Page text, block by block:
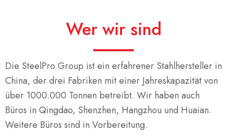
Wer wir sind
Die SteelPro Group ist ein erfahrener Stahlhersteller in
China, der drei Fabriken mit einer Jahreskapazität von
über 1000.000 Tonnen betreibt. Wir haben auch
Büros in Qingdao, Shenzhen, Hangzhou und Huaian.
Weitere Büros sind in Vorbereitung.